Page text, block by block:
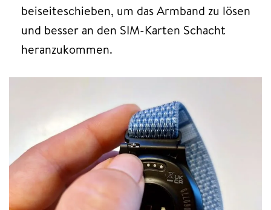
beiseiteschieben, um das Armband zu lösen
und besser an den SIM-Karten Schacht
heranzukommen.